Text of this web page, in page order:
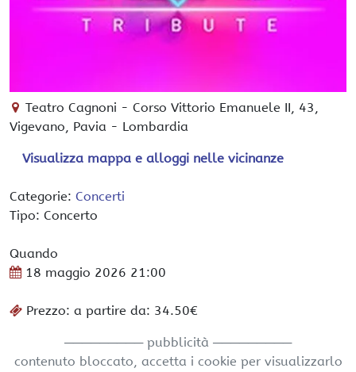
Teatro Cagnoni -Corso Vittorio Emanuele II, 43,
Vigevano, Pavia - Lombardia
Visualizza mappa e alloggi nelle vicinanze
Categorie: Concerti
Tipo: Concerto
Quando
18 maggio 2026 21:00
Prezzo: a partire da: 34.50€
───────── pubblicità ─────────
contenuto bloccato, accetta i cookie per visualizzarlo